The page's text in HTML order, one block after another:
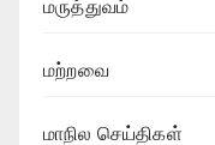
மருத்துவம்
மற்றவை
மாநில செய்திகள்